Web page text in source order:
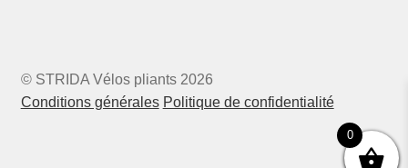
© STRIDA Vélos pliants 2026
Conditions générales Politique de confidentialité
0